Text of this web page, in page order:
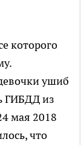
которого
ушиб
ГИБДД из
мая 2018
что